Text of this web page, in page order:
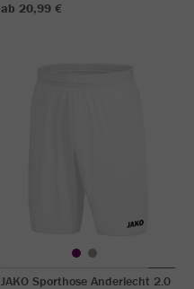
ab 20,99 €
JAKO Sporthose Anderlecht 2.0